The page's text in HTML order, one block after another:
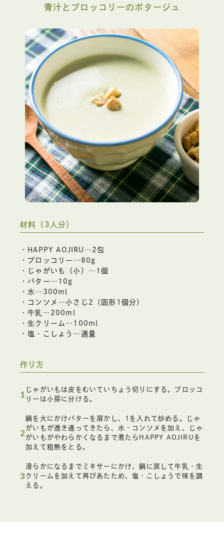
気付いた時にサッと飲めます
Motherの以前クッキーが入っていたガラスジャーに入れ
て、蓋を外した状態で置いてあるので、気付いた時にサ
ッと飲めます。HAPPY AOJIRUは、個装の袋が手でサク
ッと開封しやすい点がとても気に入っています。いちい
ちハサミを取り出さなくていいのが楽です。さりげない
事ですが、開封が楽だと飲みたくなる気がします。
青汁とブロッコリーのポタージュ
材料（3人分）
・HAPPY AOJIRU…2包
・ブロッコリー…80g
・じゃがいも（小）…1個
・バター…10g
・水…300ml
・コンソメ…小さじ2（固形1個分）
・牛乳…200ml
・生クリーム…100ml
・塩・こしょう…適量
作り方
1 じゃがいもは皮をむいていちょう切りにする。ブロッコ
リーは小房に分ける。
2
鍋を火にかけバターを溶かし、1を入れて炒める。じゃ
がいもが透き通ってきたら、水・コンソメを加え、じゃ
がいもがやわらかくなるまで煮たらHAPPY AOJIRUを
加えて粗熱をとる。
3
滑らかになるまでミキサーにかけ、鍋に戻して牛乳・生
クリームを加えて再びあたため、塩・こしょうで味を調
える。